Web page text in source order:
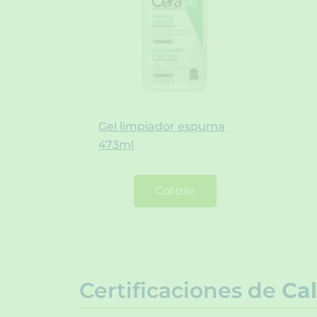
Gel limpiador espuma
473ml
Cotizar
Certificaciones de